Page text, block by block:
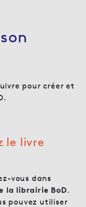
pour créer et
le livre
vous dans
la librairie BoD.
pouvez utiliser